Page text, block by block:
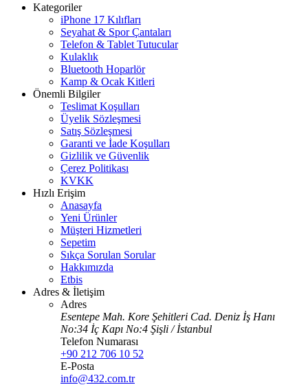
Kategoriler
iPhone 17 Kılıfları
Seyahat & Spor Çantaları
Telefon & Tablet Tutucular
Kulaklık
Bluetooth Hoparlör
Kamp & Ocak Kitleri
Önemli Bilgiler
Teslimat Koşulları
Üyelik Sözleşmesi
Satış Sözleşmesi
Garanti ve İade Koşulları
Gizlilik ve Güvenlik
Çerez Politikası
KVKK
Hızlı Erişim
Anasayfa
Yeni Ürünler
Müşteri Hizmetleri
Sepetim
Sıkça Sorulan Sorular
Hakkımızda
Etbis
Adres & İletişim
Adres
Esentepe Mah. Kore Şehitleri Cad. Deniz İş Hanı
No:34 İç Kapı No:4 Şişli / İstanbul
Telefon Numarası
+90 212 706 10 52
E-Posta
info@432.com.tr